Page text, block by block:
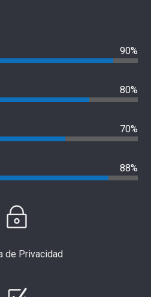
90%
80%
70%
88%
de Privacidad